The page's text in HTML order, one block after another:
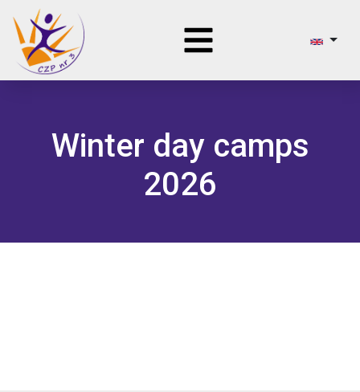
Winter day camps
2026